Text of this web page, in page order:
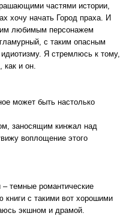
частями истории,
хочу начать Город праха. И
любимым персонажем
с таким опасным
Я стремлюсь к тому,
и он.
может быть настолько
заносящим кинжал над
воплощение этого
темные романтические
с такими вот хорошими
экшном и драмой.